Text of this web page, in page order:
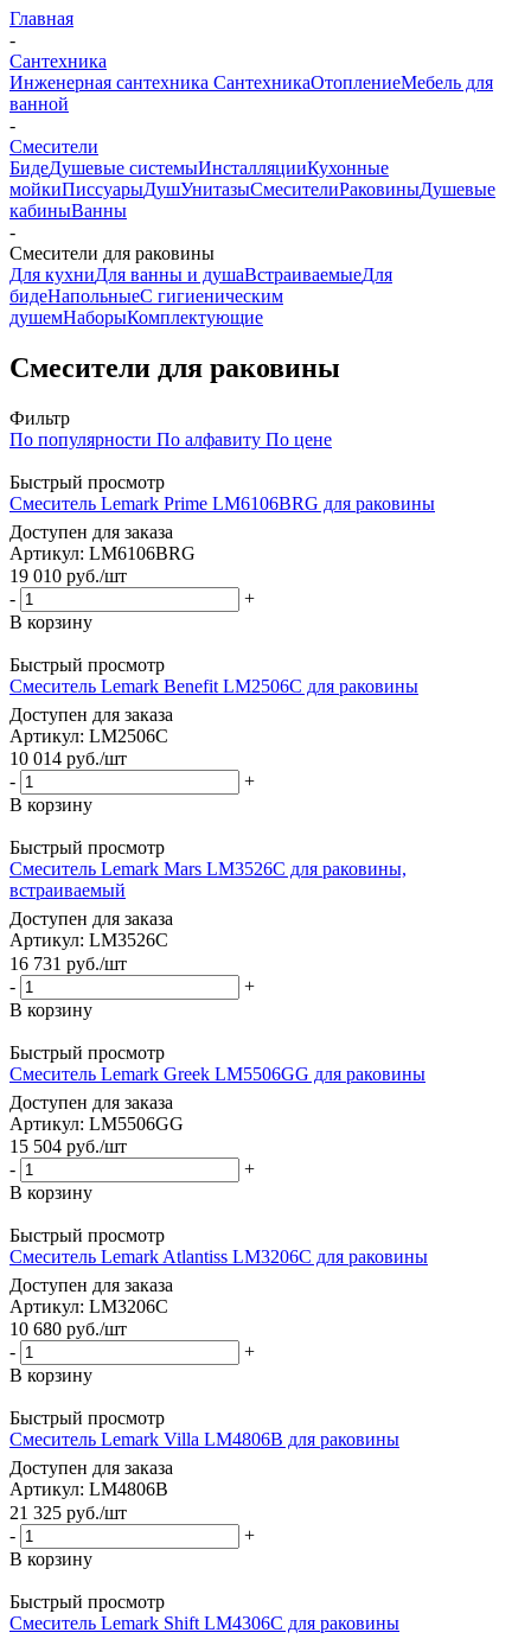
Главная
-
Сантехника
Инженерная сантехника СантехникаОтоплениеМебель для
ванной
-
Смесители
БидеДушевые системыИнсталляцииКухонные
мойкиПиссуарыДушУнитазыСмесителиРаковиныДушевые
кабиныВанны
-
Смесители для раковины
Для кухниДля ванны и душаВстраиваемыеДля
бидеНапольныеС гигиеническим
душемНаборыКомплектующие
Смесители для раковины
Фильтр
По популярности По алфавиту По цене
Быстрый просмотр
Смеситель Lemark Prime LM6106BRG для раковины
Доступен для заказа
Артикул: LM6106BRG
19 010 руб./шт
-
+
В корзину
Быстрый просмотр
Смеситель Lemark Benefit LM2506C для раковины
Доступен для заказа
Артикул: LM2506C
10 014 руб./шт
-
+
В корзину
Быстрый просмотр
Смеситель Lemark Mars LM3526C для раковины,
встраиваемый
Доступен для заказа
Артикул: LM3526C
16 731 руб./шт
-
+
В корзину
Быстрый просмотр
Смеситель Lemark Greek LM5506GG для раковины
Доступен для заказа
Артикул: LM5506GG
15 504 руб./шт
-
+
В корзину
Быстрый просмотр
Смеситель Lemark Atlantiss LM3206C для раковины
Доступен для заказа
Артикул: LM3206C
10 680 руб./шт
-
+
В корзину
Быстрый просмотр
Смеситель Lemark Villa LM4806B для раковины
Доступен для заказа
Артикул: LM4806B
21 325 руб./шт
-
+
В корзину
Быстрый просмотр
Смеситель Lemark Shift LM4306C для раковины